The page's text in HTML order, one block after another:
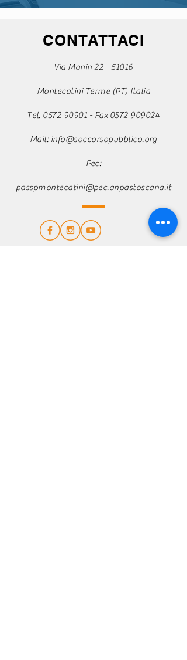
CONTATTACI
Via Manin 22 - 51016
Montecatini Terme (PT) Italia
Tel. 0572 90901 - Fax 0572 909024
Mail: info@soccorsopubblico.org
Pec:
passpmontecatini@pec.anpastoscana.it